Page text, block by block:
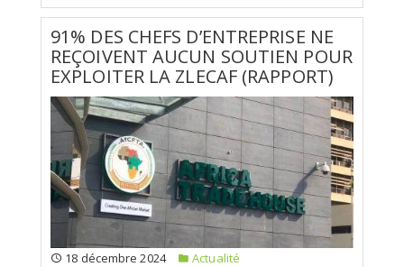
91% DES CHEFS D’ENTREPRISE NE
REÇOIVENT AUCUN SOUTIEN POUR
EXPLOITER LA ZLECAF (RAPPORT)
18 décembre 2024
Actualité